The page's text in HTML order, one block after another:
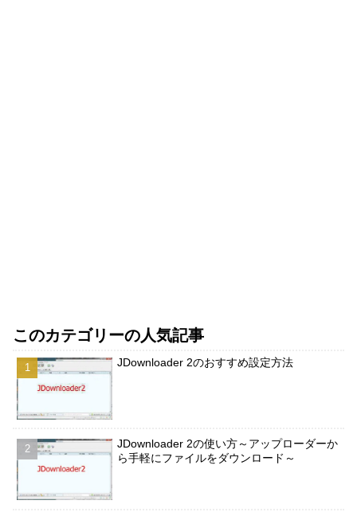
このカテゴリーの人気記事
JDownloader 2のおすすめ設定方法
JDownloader 2の使い方～アップローダーか
ら手軽にファイルをダウンロード～